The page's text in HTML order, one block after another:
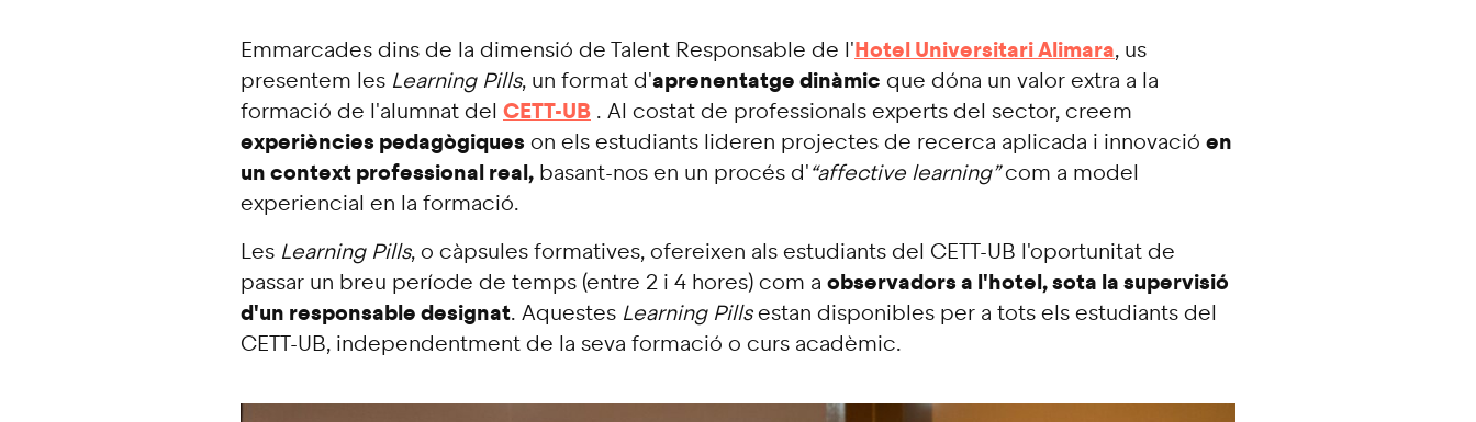
Emmarcades dins de la dimensió de Talent Responsable de l'Hotel Universitari Alimara, us
presentem les Learning Pills, un format d'aprenentatge dinàmic que dóna un valor extra a la
formació de l'alumnat del CETT-UB . Al costat de professionals experts del sector, creem
experiències pedagògiques on els estudiants lideren projectes de recerca aplicada i innovació en
un context professional real, basant-nos en un procés d'“affective learning”com a model
experiencial en la formació.
Les Learning Pills, o càpsules formatives, ofereixen als estudiants del CETT-UB l'oportunitat de
passar un breu període de temps (entre 2 i 4 hores) com a observadors a l'hotel, sota la supervisió
d'un responsable designat. Aquestes Learning Pillsestan disponibles per a tots els estudiants del
CETT-UB, independentment de la seva formació o curs acadèmic.